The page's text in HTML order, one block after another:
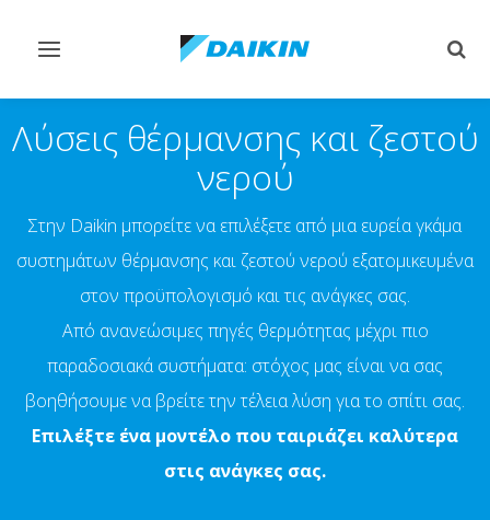
Εναλλαγή
πλοήγηση
Λύσεις θέρμανσης και ζεστού
νερού
Στην Daikin μπορείτε να επιλέξετε από μια ευρεία γκάμα
συστημάτων θέρμανσης και ζεστού νερού εξατομικευμένα
στον προϋπολογισμό και τις ανάγκες σας.
Από ανανεώσιμες πηγές θερμότητας μέχρι πιο
παραδοσιακά συστήματα: στόχος μας είναι να σας
βοηθήσουμε να βρείτε την τέλεια λύση για το σπίτι σας.
Επιλέξτε ένα μοντέλο που ταιριάζει καλύτερα
στις ανάγκες σας.